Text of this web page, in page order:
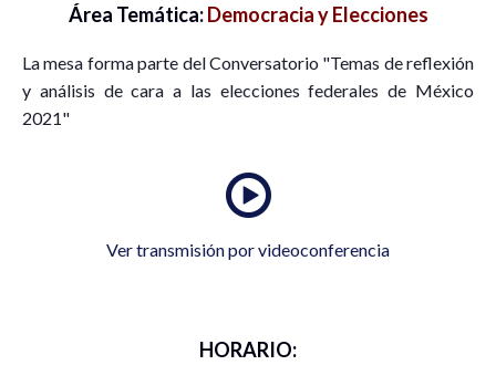
Área Temática:Democracia y Elecciones
La mesa forma parte del Conversatorio "Temas de reflexión
y análisis de cara a las elecciones federales de México
2021"
Ver transmisión por videoconferencia
HORARIO: